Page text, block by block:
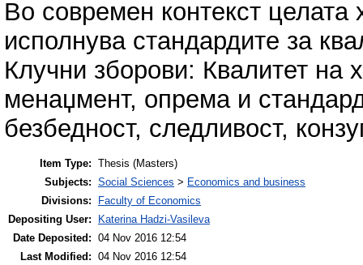
Во современ контекст
исполнува стандардите за
Клучни зборови: Квалитет на
менаџмент, опрема и
безбедност, следливост,
Item Type: Thesis (Masters)
Subjects: Social Sciences > Economics and business
Divisions:
Faculty of Economics
Depositing User:
Katerina Hadzi-Vasileva
Date Deposited: 04 Nov 2016 12:54
Last Modified: 04 Nov 2016 12:54